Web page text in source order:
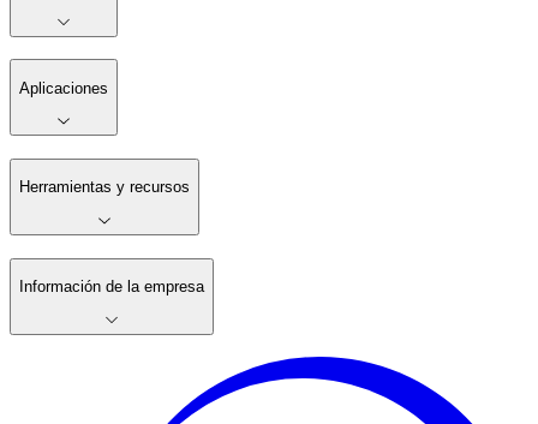
Aplicaciones
Herramientas y recursos
Información de la empresa